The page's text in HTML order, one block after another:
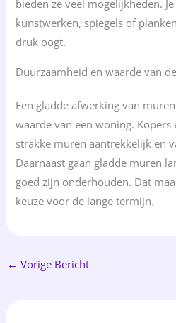
bieden ze veel mogelijkheden.
kunstwerken, spiegels of
druk oogt.
Duurzaamheid en waarde van
Een gladde afwerking van
waarde van een woning.
strakke muren aantrekkelijk en
Daarnaast gaan gladde muren
goed zijn onderhouden. Dat
keuze voor de lange termijn.
← Vorige Bericht